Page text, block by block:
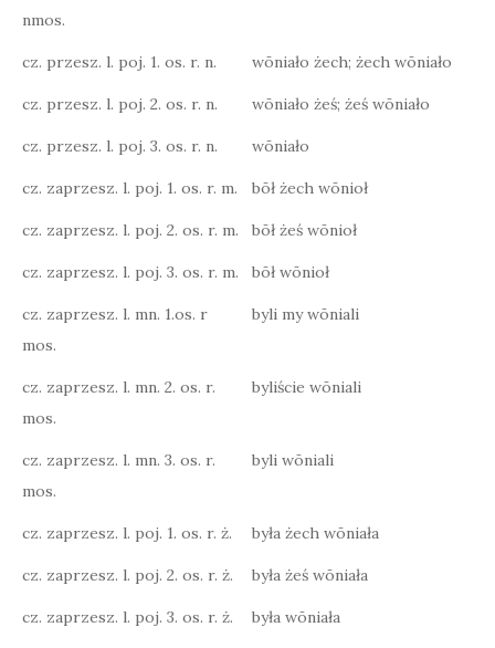
nmos.
cz. przesz. l. poj. 1. os. r. n. wōniało żech; żech wōniało
cz. przesz. l. poj. 2. os. r. n. wōniało żeś; żeś wōniało
cz. przesz. l. poj. 3. os. r. n. wōniało
cz. zaprzesz. l. poj. 1. os. r. m. bōł żech wōnioł
cz. zaprzesz. l. poj. 2. os. r. m. bōł żeś wōnioł
cz. zaprzesz. l. poj. 3. os. r. m. bōł wōnioł
cz. zaprzesz. l. mn. 1.os. r
mos.
byli my wōniali
cz. zaprzesz. l. mn. 2. os. r.
mos.
byliście wōniali
cz. zaprzesz. l. mn. 3. os. r.
mos.
byli wōniali
cz. zaprzesz. l. poj. 1. os. r. ż. była żech wōniała
cz. zaprzesz. l. poj. 2. os. r. ż. była żeś wōniała
cz. zaprzesz. l. poj. 3. os. r. ż. była wōniała